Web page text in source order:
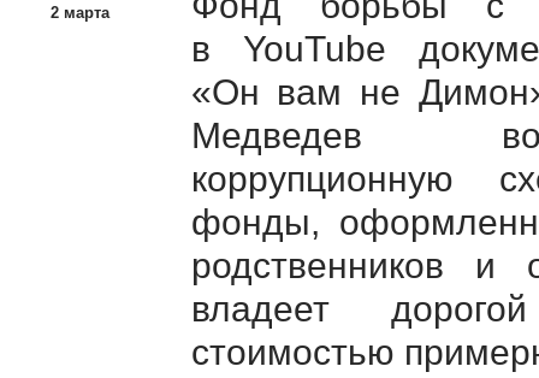
2 марта
в YouTube
«Он вам не
Медведев
коррупционную
фонды,
родственников и
владеет
стоимостью